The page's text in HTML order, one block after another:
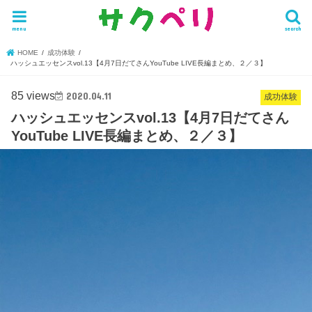
search
menu
HOME
成功体験
ハッシュエッセンスvol.13【4月7日だてさんYouTube LIVE長編まとめ、２／３】
成功体験
85 views 2020.04.11
ハッシュエッセンスvol.13【4月7日だてさん
YouTube LIVE長編まとめ、２／３】